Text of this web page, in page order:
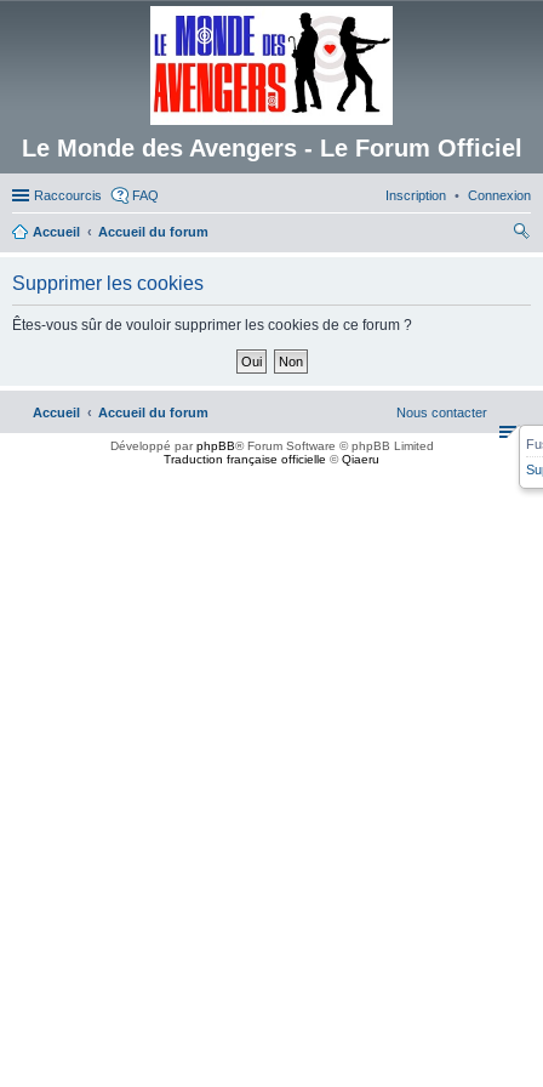
Le Monde des Avengers - Le Forum Officiel
Raccourcis FAQ Connexion
Inscription
Accueil
Accueil du forum
Supprimer les cookies
Êtes-vous sûr de vouloir supprimer les cookies de ce forum ?
Accueil Accueil du forum Nous contacter
Développé parphpBB® Forum Software © phpBB Limited
Traduction française officielle ©Qiaeru